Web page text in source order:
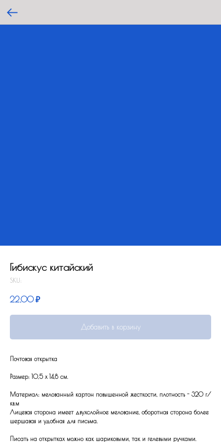
Гибискус китайский
SKU:
22,00 ₽
Добавить в корзину
Почтовая открытка
Размер: 10,5 x 14,8 см.
Материал: мелованный картон повышенной жесткости, плотность - 320 г/
кв.м
Лицевая сторона имеет двухслойное мелование, оборотная сторона более
шершавая и удобная для письма.
Писать на открытках можно как шариковыми, так и гелевыми ручками.